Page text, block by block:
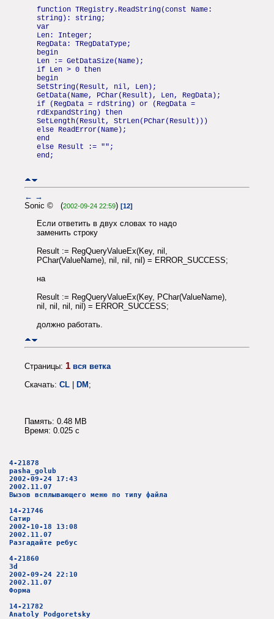
function TRegistry.ReadString(const Name:
string): string;
var
Len: Integer;
RegData: TRegDataType;
begin
Len := GetDataSize(Name);
if Len > 0 then
begin
SetString(Result, nil, Len);
GetData(Name, PChar(Result), Len, RegData);
if (RegData = rdString) or (RegData =
rdExpandString) then
SetLength(Result, StrLen(PChar(Result)))
else ReadError(Name);
end
else Result := "";
end;
← →
Sonic © (2002-09-24 22:59) [12]
Если ответить в двух словах то надо
заменить строку
Result := RegQueryValueEx(Key, nil,
PChar(ValueName), nil, nil, nil) = ERROR_SUCCESS;
на
Result := RegQueryValueEx(Key, PChar(ValueName),
nil, nil, nil, nil) = ERROR_SUCCESS;
должно работать.
Страницы: 1 вся ветка
Скачать: CL DM ;
Память: 0.48 MB
Время: 0.025 c
4-21878
pasha_golub
2002-09-24 17:43
2002.11.07
Вызов всплывающего меню по типу файла
14-21746
Сатир
2002-10-18 13:08
2002.11.07
Разгадайте ребус
4-21860
3d
2002-09-24 22:10
2002.11.07
Форма
14-21782
Anatoly Podgoretsky